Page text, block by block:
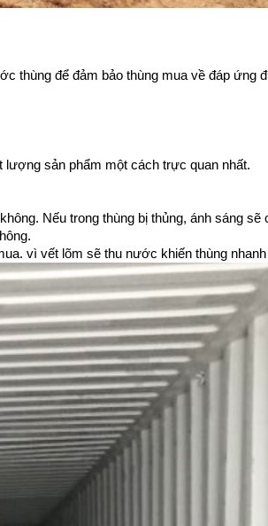
thùng để đảm bảo thùng mua về đáp ứng
lượng sản phẩm một cách trực quan nhất.
Nếu trong thùng bị thủng, ánh sáng sẽ
vì vết lõm sẽ thu nước khiến thùng nhanh